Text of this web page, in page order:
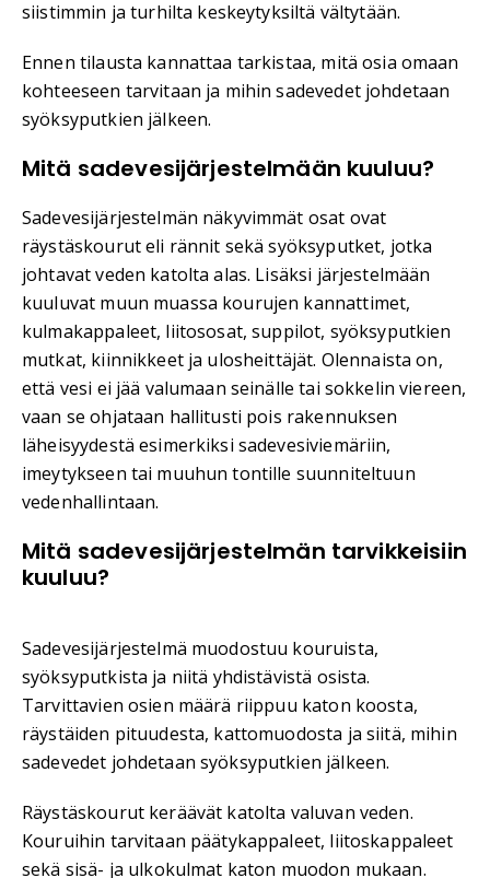
siistimmin ja turhilta keskeytyksiltä vältytään.
Ennen tilausta kannattaa tarkistaa, mitä osia omaan
kohteeseen tarvitaan ja mihin sadevedet johdetaan
syöksyputkien jälkeen.
Mitä sadevesijärjestelmään kuuluu?
Sadevesijärjestelmän näkyvimmät osat ovat
räystäskourut eli rännit sekä syöksyputket, jotka
johtavat veden katolta alas. Lisäksi järjestelmään
kuuluvat muun muassa kourujen kannattimet,
kulmakappaleet, liitososat, suppilot, syöksyputkien
mutkat, kiinnikkeet ja ulosheittäjät. Olennaista on,
että vesi ei jää valumaan seinälle tai sokkelin viereen,
vaan se ohjataan hallitusti pois rakennuksen
läheisyydestä esimerkiksi sadevesiviemäriin,
imeytykseen tai muuhun tontille suunniteltuun
vedenhallintaan.
Mitä sadevesijärjestelmän tarvikkeisiin
kuuluu?
Sadevesijärjestelmä muodostuu kouruista,
syöksyputkista ja niitä yhdistävistä osista.
Tarvittavien osien määrä riippuu katon koosta,
räystäiden pituudesta, kattomuodosta ja siitä, mihin
sadevedet johdetaan syöksyputkien jälkeen.
Räystäskourut keräävät katolta valuvan veden.
Kouruihin tarvitaan päätykappaleet, liitoskappaleet
sekä sisä- ja ulkokulmat katon muodon mukaan.